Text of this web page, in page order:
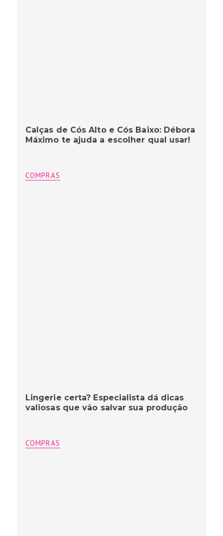
Calças de Cós Alto e Cós Baixo: Débora
Máximo te ajuda a escolher qual usar!
COMPRAS
Lingerie certa? Especialista dá dicas
valiosas que vão salvar sua produção
COMPRAS